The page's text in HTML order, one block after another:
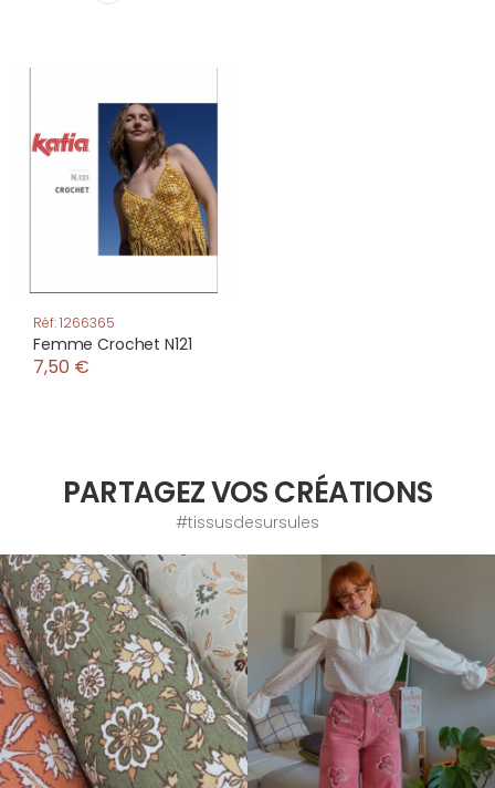
Réf: 1266365
Femme Crochet N121
7,50 €
PARTAGEZ VOS CRÉATIONS
#tissusdesursules